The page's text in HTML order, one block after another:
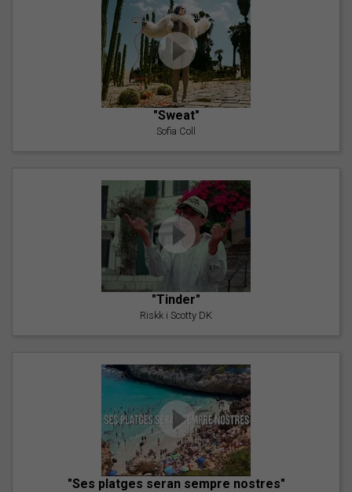
"Sweat"
Sofia Coll
"Tinder"
Riskk i Scotty DK
"Ses platges seran sempre nostres"